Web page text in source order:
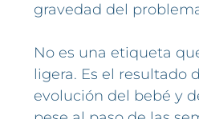
gravedad del
No es una etiqueta
ligera. Es el resultado
evolución del bebé y